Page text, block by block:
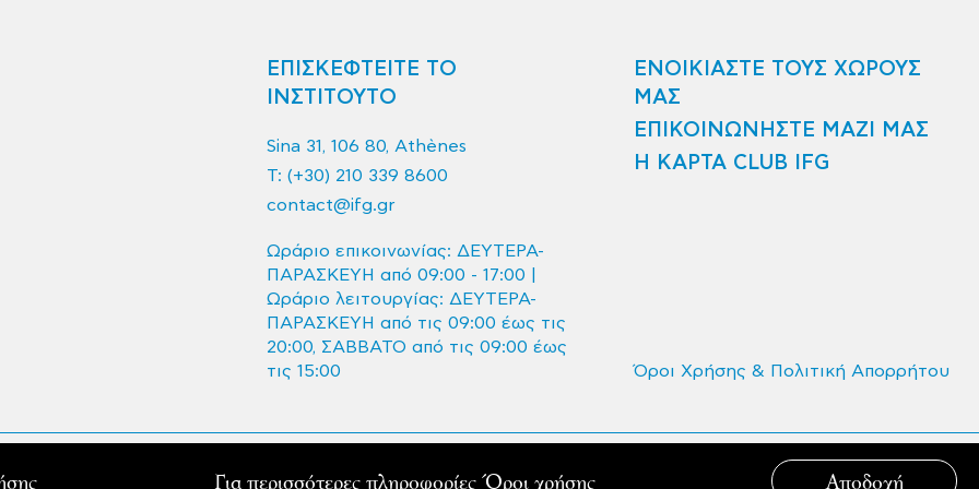
ΕΠΙΣΚΕΦΤΕΙΤΕ ΤΟ
ΙΝΣΤΙΤΟΥΤΟ
Sina 31, 106 80, Athènes
T: (+30) 210 339 8600
contact@ifg.gr
Ωράριο επικοινωνίας: ΔΕΥΤΕΡΑ-
ΠΑΡΑΣΚΕΥΗ από 09:00 - 17:00 |
Ωράριο λειτουργίας: ΔΕΥΤΕΡΑ-
ΠΑΡΑΣΚΕΥΗ από τις 09:00 έως τις
20:00, ΣΑΒΒΑΤΟ από τις 09:00 έως
τις 15:00
ΕΝΟΙΚΙΑΣΤΕ ΤΟΥΣ ΧΩΡΟΥΣ
ΜΑΣ
ΕΠΙΚΟΙΝΩΝΗΣΤΕ ΜΑΖΙ ΜΑΣ
Η ΚΑΡΤΑ CLUB IFG
Όροι Χρήσης & Πολιτική Απορρήτου
Developed by:
[ ]
Για περισσότερες πληροφορίεςΌροι χρήσης Αποδοχή